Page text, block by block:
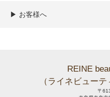
ご利用ガイド
決済／配送／送料について
取り扱い商品一覧
顧客情報の取扱について
特定商取引法の表記
▶︎ お客様へ
REINE
（ライネビュー
〒